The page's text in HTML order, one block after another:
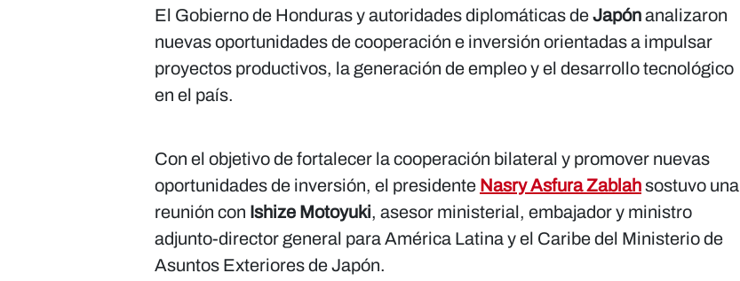
El Gobierno de Honduras y autoridades diplomáticas deJapónanalizaron
nuevas oportunidades de cooperación e inversión orientadas a impulsar
proyectos productivos, la generación de empleo y el desarrollo tecnológico
en el país.
Con el objetivo de fortalecer la cooperación bilateral y promover nuevas
oportunidades de inversión, el presidente Nasry Asfura Zablahsostuvo una
reunión con Ishize Motoyuki, asesor ministerial, embajador y ministro
adjunto-director general para América Latina y el Caribe del Ministerio de
Asuntos Exteriores de Japón.